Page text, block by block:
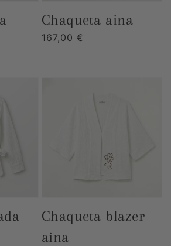
chaqueta aina
Precio
167,00 €
chaqueta blazer
aina